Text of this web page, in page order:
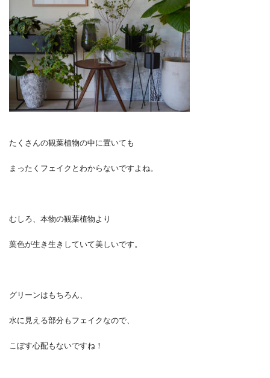
たくさんの観葉植物の中に置いても
まったくフェイクとわからないですよね。
むしろ、本物の観葉植物より
葉色が生き生きしていて美しいです。
グリーンはもちろん、
水に見える部分もフェイクなので、
こぼす心配もないですね！